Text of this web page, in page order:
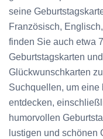
seine
Französisch,
finden Sie auch etwa
Geburtstagskarten
Glückwunschkarten
Suchquellen, um eine
entdecken,
humorvollen
lustigen und schönen